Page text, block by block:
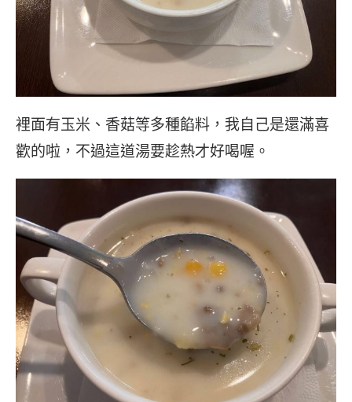
裡面有玉米、香菇等多種餡料，我自己是還滿喜
歡的啦，不過這道湯要趁熱才好喝喔。